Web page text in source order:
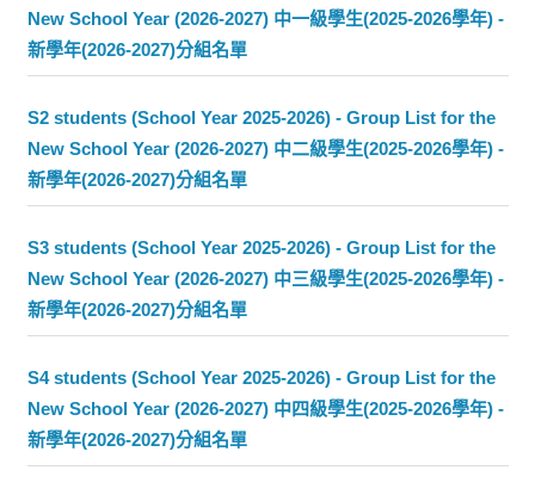
New School Year (2026-2027) 中一級學生(2025-2026學年) -
新學年(2026-2027)分組名單
S2 students (School Year 2025-2026) - Group List for the
New School Year (2026-2027) 中二級學生(2025-2026學年) -
新學年(2026-2027)分組名單
S3 students (School Year 2025-2026) - Group List for the
New School Year (2026-2027) 中三級學生(2025-2026學年) -
新學年(2026-2027)分組名單
S4 students (School Year 2025-2026) - Group List for the
New School Year (2026-2027) 中四級學生(2025-2026學年) -
新學年(2026-2027)分組名單